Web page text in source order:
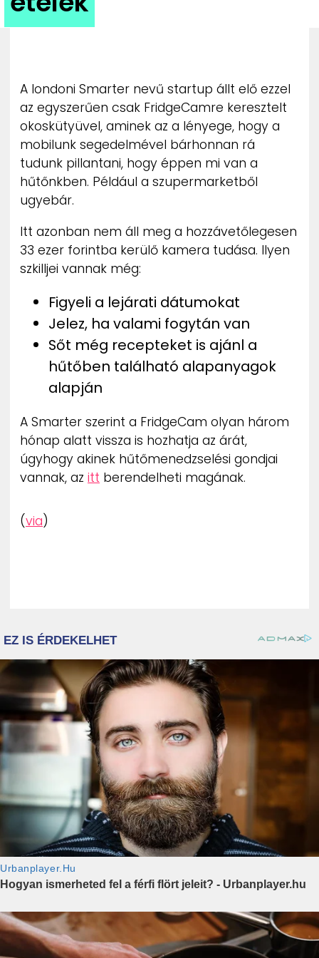
ADATKEZELÉSI TÁJÉKOZTATÓ
A londoni Smarter nevű startup állt elő ezzel
az egyszerűen csak FridgeCamre keresztelt
okoskütyüvel, aminek az a lényege, hogy a
mobilunk segedelmével bárhonnan rá
tudunk pillantani, hogy éppen mi van a
hűtőnkben. Például a szupermarketből
ugyebár.
Itt azonban nem áll meg a hozzávetőlegesen
33 ezer forintba kerülő kamera tudása. Ilyen
szkilljei vannak még:
Figyeli a lejárati dátumokat
Jelez, ha valami fogytán van
Sőt még recepteket is ajánl a
hűtőben található alapanyagok
alapján
A Smarter szerint a FridgeCam olyan három
hónap alatt vissza is hozhatja az árát,
úgyhogy akinek hűtőmenedzselési gondjai
vannak, az itt berendelheti magának.
(via)